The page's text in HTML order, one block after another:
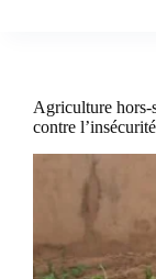
Agriculture hors-
contre